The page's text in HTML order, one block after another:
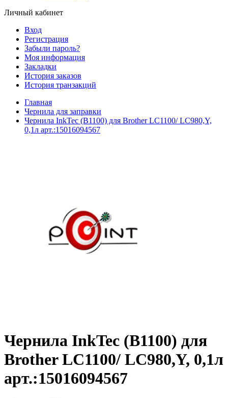
Личный кабинет
Вход
Регистрация
Забыли пароль?
Моя информация
Закладки
История заказов
История транзакций
Главная
Чернила для заправки
Чернила InkTec (B1100) для Brother LC1100/ LC980,Y,
0,1л арт.:15016094567
Чернила InkTec (B1100) для
Brother LC1100/ LC980,Y, 0,1л
арт.:15016094567